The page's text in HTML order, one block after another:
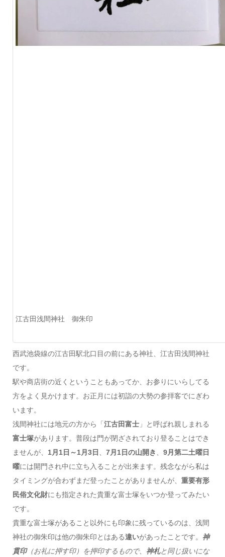
江古田浅間神社 御朱印
西武池袋線の江古田駅北口目の前にある神社、江古田浅間神社
です。
駅や商店街の近くということもあってか、お参りにいらしてる
方をよく見かけます。お正月には初詣の大勢の参拝客でにぎわ
います。
浅間神社には地元の方から「 江古田富士」と呼ばれ親しまれる
富士塚があります。普段は門が閉ざされており登ることはでき
ませんが、 1月1日～1月3日 7月1日の山開き
9月第二土曜日
曜には開門され中に立ち入ることが出来ます。残念ながら私は
タイミングが合わずまだ登ったことがありませんが、 重要有形
民俗文化財にも指定された貴重な富士塚をいつか登ってみたい
です。
貴重な富士塚があること以外にも印象に残っているのは、浅間
神社の御朱印は他の御朱印とはある違いがあったことです。 神
貫印（お礼に押す印）を押印するもので、 神札と同じ扱いにな